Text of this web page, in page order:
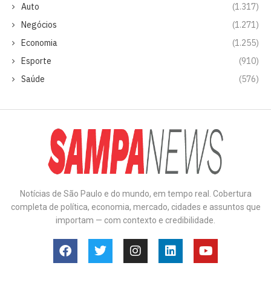
Auto
(1.317)
Negócios
(1.271)
Economia
(1.255)
Esporte
(910)
Saúde
(576)
Notícias de São Paulo e do mundo, em tempo real. Cobertura
completa de política, economia, mercado, cidades e assuntos que
importam — com contexto e credibilidade.